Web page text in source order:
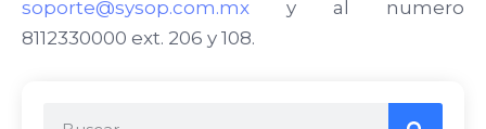
soporte@sysop.com.mx y al numero
8112330000 ext. 206 y 108.